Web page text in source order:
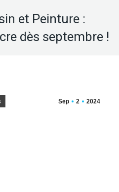
et Peinture :
dès septembre !
Sep 2 2024